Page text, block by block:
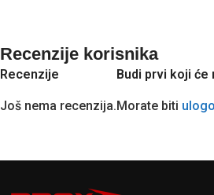
Recenzije korisnika
Recenzije
Još nema recenzija.
Budi prvi koji će
Morate biti